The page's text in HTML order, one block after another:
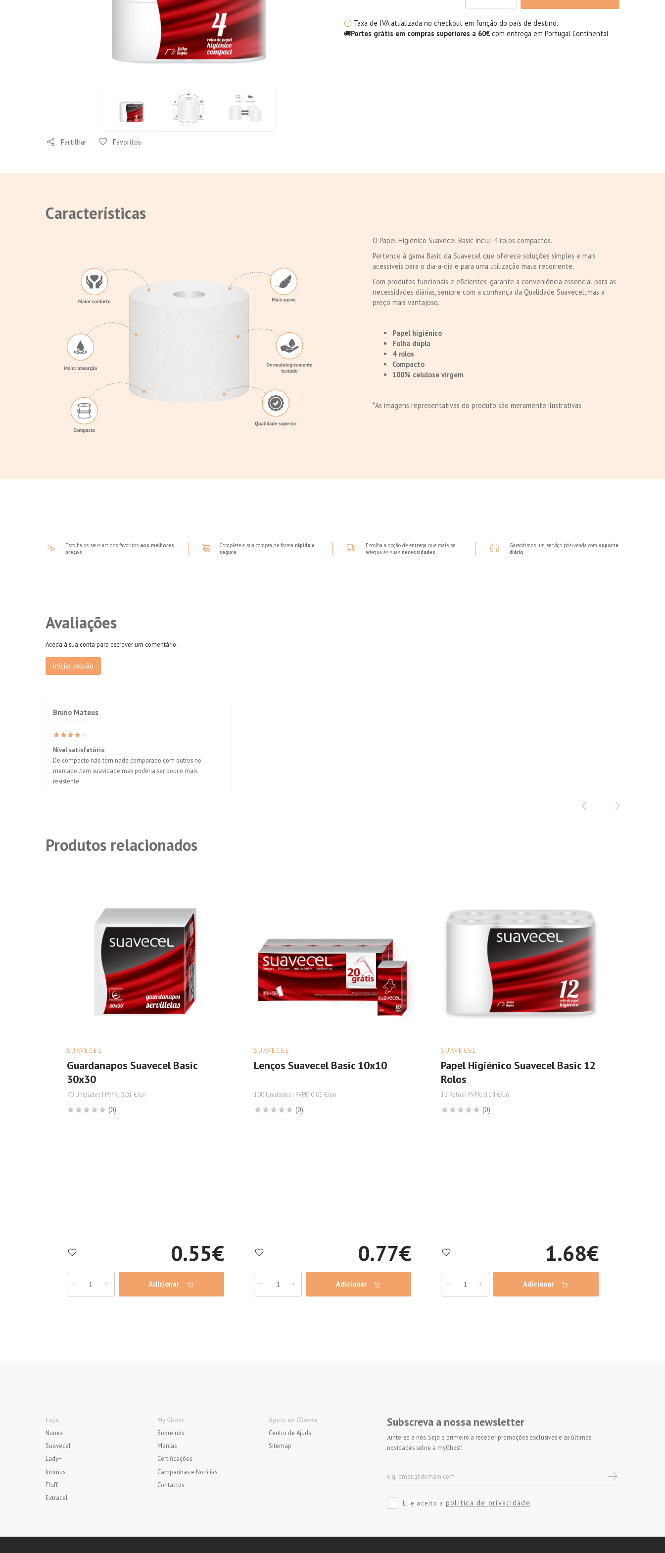
Taxa de IVA atualizada no checkout em função do país de destino.
🚚Portes grátis em compras superiores a 60€ com entrega em Portugal Continental
Partilhar Favoritos
Características
O Papel Higiénico Suavecel Basic incluí 4 rolos compactos.
Pertence à gama Basic da Suavecel que oferece soluções simples e mais
acessíveis para o dia-a-dia e para uma utilização maus recorrente.
Com produtos funcionais e eficientes, garante a conveniência essencial para as
necessidades diárias, sempre com a confiança da Qualidade Suavecel, mas a
preço mais vantajoso.
Papel higiénico
Folha dupla
4 rolos
Compacto
100% celulose virgem
*As imagens representativas do produto são meramente ilustrativas
Escolha os seus artigos favoritos aos melhores
preços
Complete a sua compra de forma rápida e
segura
Escolha a opção de entrega que mais se
adequa às suas necessidades
Garantimos um serviço pós-venda com suporte
diário
Avaliações
Aceda à sua conta para escrever um comentário.
Iniciar sessão
Bruno Mateus
Nível satisfatório
De compacto não tem nada comparado com outros no
mercado .tem suavidade mas poderia ser pouco mais
resistente
Produtos relacionados
SUAVECEL
Guardanapos Suavecel Basic
30x30
70 Unidades | PVPR: 0.01 €/un
(0)
0.55€
Adicionar
SUAVECEL
Lenços Suavecel Basic 10x10
100 Unidades | PVPR: 0.01 €/un
(0)
0.77€
Adicionar
SUAVECEL
Papel Higiénico Suavecel Basic 12
Rolos
12 Rolos | PVPR: 0.14 €/un
(0)
1.68€
Adicionar
Loja
Nunex
Suavecel
Lady+
Intimus
Fluff
Extracel
My Ghost
Sobre nós
Marcas
Certificações
Campanhas e Notícias
Contactos
Apoio ao Cliente
Centro de Ajuda
Sitemap
Subscreva a nossa newsletter
Junte-se a nós. Seja o primeiro a receber promoções exclusivas e as últimas
novidades sobre a myGhost!
Li e aceito a política de privacidade.